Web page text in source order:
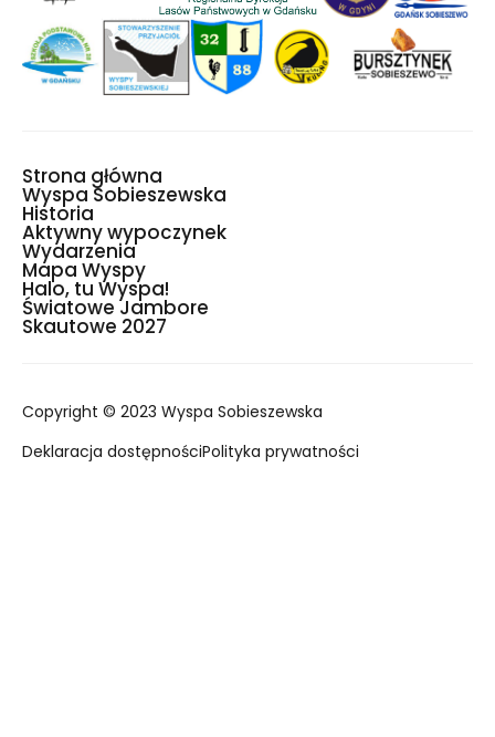
Strona główna
Wyspa Sobieszewska
Historia
Aktywny wypoczynek
Wydarzenia
Mapa Wyspy
Halo, tu Wyspa!
Światowe Jambore
Skautowe 2027
Copyright © 2023 Wyspa Sobieszewska
Deklaracja dostępnościPolityka prywatności